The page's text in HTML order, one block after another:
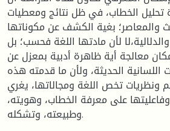
الخطاب، في ظل نتائج ومعطيات
والمعاصر؛ بغية الكشف عن مكوناتها
لأن مادتها اللغة فحسب؛ بل
معالجة أية ظاهرة أدبية بمعزل عن
اللسانية الحديثة، ولأن ما قدمته هذه
ونظريات تخص اللغة ومجالاتها، يغري
على معرفة الخطاب، وهويته،
وطبيعته، وتشكله.